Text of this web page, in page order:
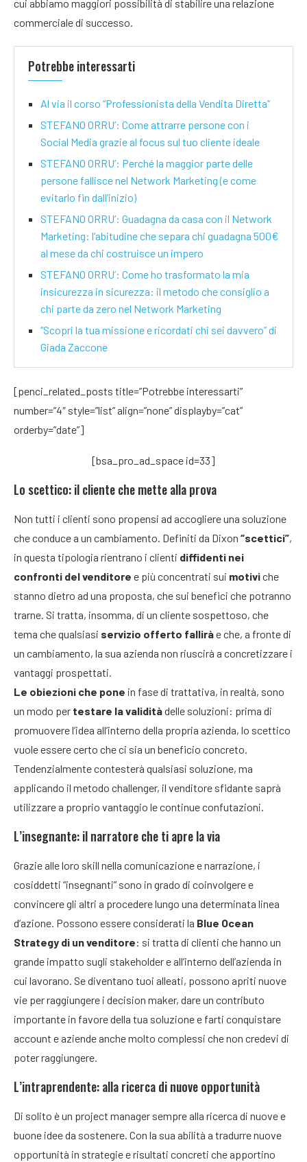
cui abbiamo maggiori possibilità di stabilire una relazione
commerciale di successo.
Potrebbe interessarti
Al via il corso “Professionista della Vendita Diretta”
STEFANO ORRU’: Come attrarre persone con i
Social Media grazie al focus sul tuo cliente ideale
STEFANO ORRU’: Perché la maggior parte delle
persone fallisce nel Network Marketing (e come
evitarlo fin dall’inizio)
STEFANO ORRU’: Guadagna da casa con il Network
Marketing: l’abitudine che separa chi guadagna 500€
al mese da chi costruisce un impero
STEFANO ORRU’: Come ho trasformato la mia
insicurezza in sicurezza: il metodo che consiglio a
chi parte da zero nel Network Marketing
“Scopri la tua missione e ricordati chi sei davvero” di
Giada Zaccone
[penci_related_posts title=”Potrebbe interessarti”
number=”4″ style=”list” align=”none” displayby=”cat”
orderby=”date”]
[bsa_pro_ad_space id=33]
Lo scettico: il cliente che mette alla prova
Non tutti i clienti sono propensi ad accogliere una soluzione
che conduce a un cambiamento. Definiti da Dixon “scettici”,
in questa tipologia rientrano i clienti diffidenti nei
confronti del venditore e più concentrati sui motiviche
stanno dietro ad una proposta, che sui benefici che potranno
trarne. Si tratta, insomma, di un cliente sospettoso, che
tema che qualsiasi servizio offerto falliràe che, a fronte di
un cambiamento, la sua azienda non riuscirà a concretizzare i
vantaggi prospettati.
Le obiezioni che pone in fase di trattativa, in realtà, sono
un modo per testare la validitàdelle soluzioni: prima di
promuovere l’idea all’interno della propria azienda, lo scettico
vuole essere certo che ci sia un beneficio concreto.
Tendenzialmente contesterà qualsiasi soluzione, ma
applicando il metodo challenger, il venditore sfidante saprà
utilizzare a proprio vantaggio le continue confutazioni.
L’insegnante: il narratore che ti apre la via
Grazie alle loro skill nella comunicazione e narrazione, i
cosiddetti “insegnanti” sono in grado di coinvolgere e
convincere gli altri a procedere lungo una determinata linea
d’azione. Possono essere considerati la Blue Ocean
Strategy di un venditore: si tratta di clienti che hanno un
grande impatto sugli stakeholder e all’interno dell’azienda in
cui lavorano. Se diventano tuoi alleati, possono apriti nuove
vie per raggiungere i decision maker, dare un contributo
importante in favore della tua soluzione e farti conquistare
account e aziende anche molto complessi che non credevi di
poter raggiungere.
L’intraprendente: alla ricerca di nuove opportunità
Di solito è un project manager sempre alla ricerca di nuove e
buone idee da sostenere. Con la sua abilità a tradurre nuove
opportunità in strategie e risultati concreti che apportino